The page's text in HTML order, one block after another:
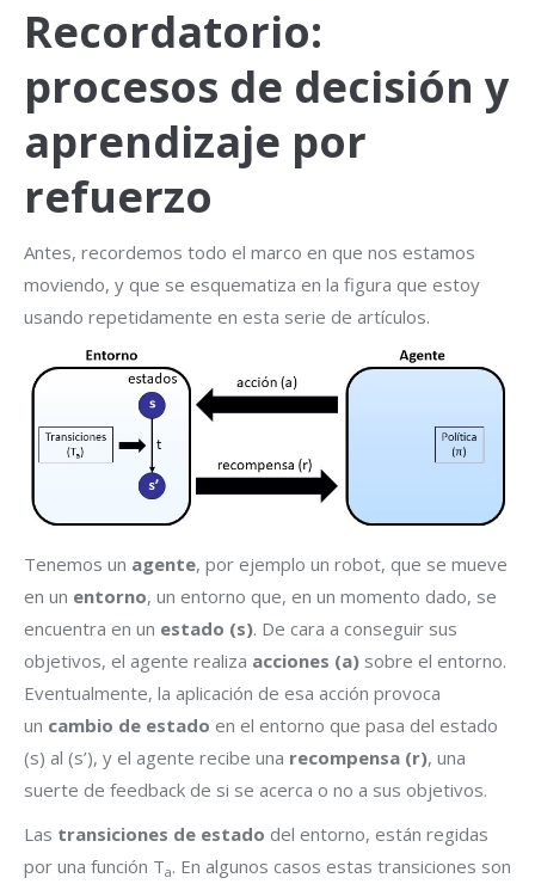
Recordatorio:
procesos de decisión y
aprendizaje por
refuerzo
Antes, recordemos todo el marco en que nos estamos
moviendo, y que se esquematiza en la figura que estoy
usando repetidamente en esta serie de artículos.
Tenemos un agente, por ejemplo un robot, que se mueve
en un entorno, un entorno que, en un momento dado, se
encuentra en un estado (s). De cara a conseguir sus
objetivos, el agente realiza acciones (a) sobre el entorno.
Eventualmente, la aplicación de esa acción provoca
un cambio de estado en el entorno que pasa del estado
(s) al (s’), y el agente recibe una recompensa (r), una
suerte de feedback de si se acerca o no a sus objetivos.
Las transiciones de estado del entorno, están regidas
por una función Ta. En algunos casos estas transiciones son